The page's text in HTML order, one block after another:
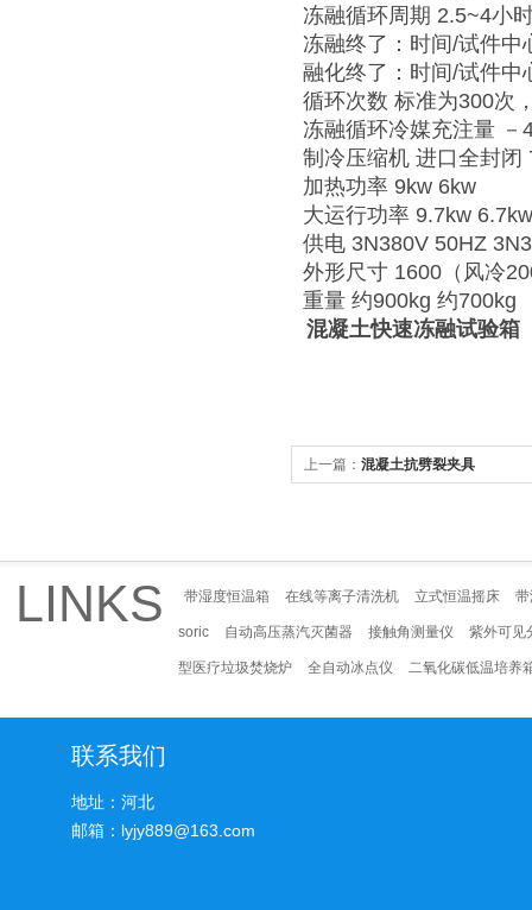
冻融循环周期 2.5~4小
冻融终了：时间/试件
融化终了：时间/试件
循环次数 标准为300次
冻融循环冷媒充注量
制冷压缩机 进口全封闭
加热功率 9kw 6kw
大运行功率 9.7kw 6.7kw
供电 3N380V 50HZ
外形尺寸 1600（风冷
重量 约900kg 约700kg
混凝土快速冻融试验箱
上一篇： 混凝土抗劈裂夹具
LINKS 带湿度恒温箱 在线等离子清洗机 立式恒温摇床
soric 自动高压蒸汽灭菌器 接触角测量仪 紫外可见
型医疗垃圾焚烧炉 全自动冰点仪 二氧化碳低温培养
联系我们
地址：河北
邮箱：lyjy889@163.com